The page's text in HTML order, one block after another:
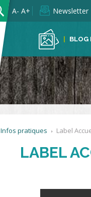
OK
A- A+ Newsletter
BLOG
Infos pratiques Label
LABEL